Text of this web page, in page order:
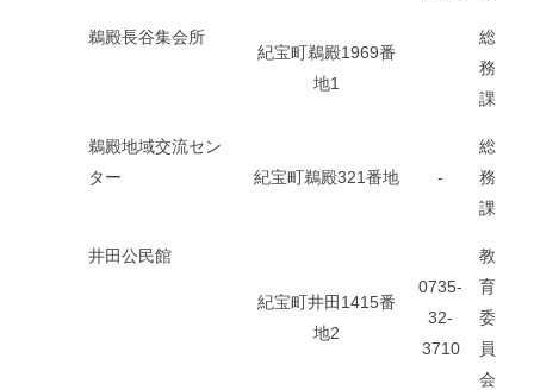
鵜殿長谷集会所
紀宝町鵜殿1969番
地1
総
務
課
鵜殿地域交流セン
ター
紀宝町鵜殿321番地 -
総
務
課
井田公民館
紀宝町井田1415番
地2
0735-
32-
3710
教
育
委
員
会